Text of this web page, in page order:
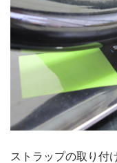
ストラップの取り付